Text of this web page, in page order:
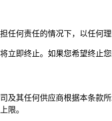
任何责任的情况下，以任何
立即终止。如果您希望终止
及其任何供应商根据本条款
限。